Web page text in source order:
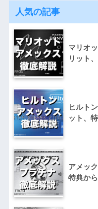
人気の記事
マリオ
リット
ヒルト
ット、
アメッ
特典か